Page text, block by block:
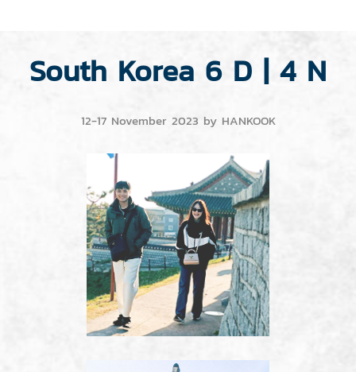
South Korea 6 D | 4 N
12-17 November 2023 by HANKOOK